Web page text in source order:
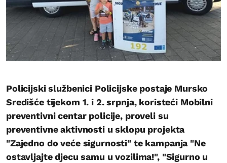
Policijski službenici Policijske postaje Mursko
Središće tijekom 1. i 2. srpnja, koristeći Mobilni
preventivni centar policije, proveli su
preventivne aktivnosti u sklopu projekta
"Zajedno do veće sigurnosti" te kampanja "Ne
ostavljajte djecu samu u vozilima!", "Sigurno u